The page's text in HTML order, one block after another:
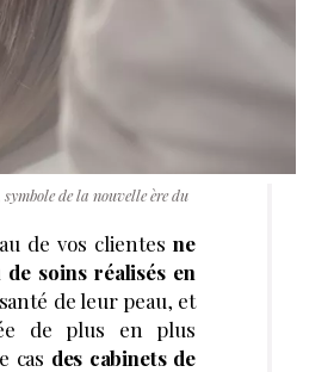
de la nouvelle ère du
de vos clientesne
soins réalisés en
de leur peau, et
de plus en plus
cas des cabinets de